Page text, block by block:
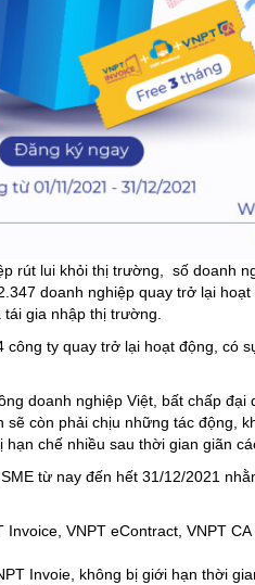
rút lui khỏi thị trường, số doanh
doanh nghiệp quay trở lại
tái gia nhập thị trường.
ty quay trở lại hoạt động, có
doanh nghiệp Việt, bất chấp
còn phải chịu những tác động,
chế nhiều sau thời gian giãn
từ nay đến hết 31/12/2021
VNPT eContract, VNPT
Invoie, không bị giới hạn thời